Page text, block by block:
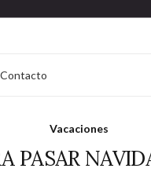
Contacto
Vacaciones
PASAR